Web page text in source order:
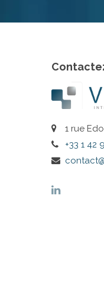
1 rue
+33 1 42